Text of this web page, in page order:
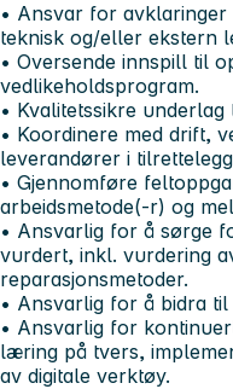
• Ansvar for
teknisk og/eller ekstern
• Oversende innspill til
vedlikeholdsprogram.
• Kvalitetssikre
• Koordinere med drift,
leverandører i
• Gjennomføre
arbeidsmetode(-r) og
• Ansvarlig for å sørge
vurdert, inkl. vurdering
reparasjonsmetoder.
• Ansvarlig for å bidra
• Ansvarlig for
læring på tvers,
av digitale verktøy.